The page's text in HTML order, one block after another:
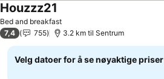
Bed and breakfast
Houzzz21
7,4 755 3.2 km til Sentrum
Velg datoer for å se nøyaktige priser